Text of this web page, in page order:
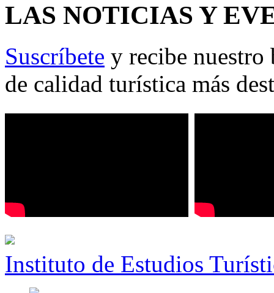
LAS NOTICIAS Y
Suscríbete y recibe nuestro
de calidad turística más
Instituto de Estudios